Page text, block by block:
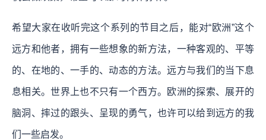
希望大家在收听完这个系列的节目之后，能对“欧洲”这个
远方和他者，拥有一些想象的新方法，一种客观的、平等
的、在地的、一手的、动态的方法。远方与我们的当下息
息相关。世界上也不只有一个西方。欧洲的探索、展开的
脑洞、摔过的跟头、呈现的勇气，也许可以给到远方的我
们一些启发。